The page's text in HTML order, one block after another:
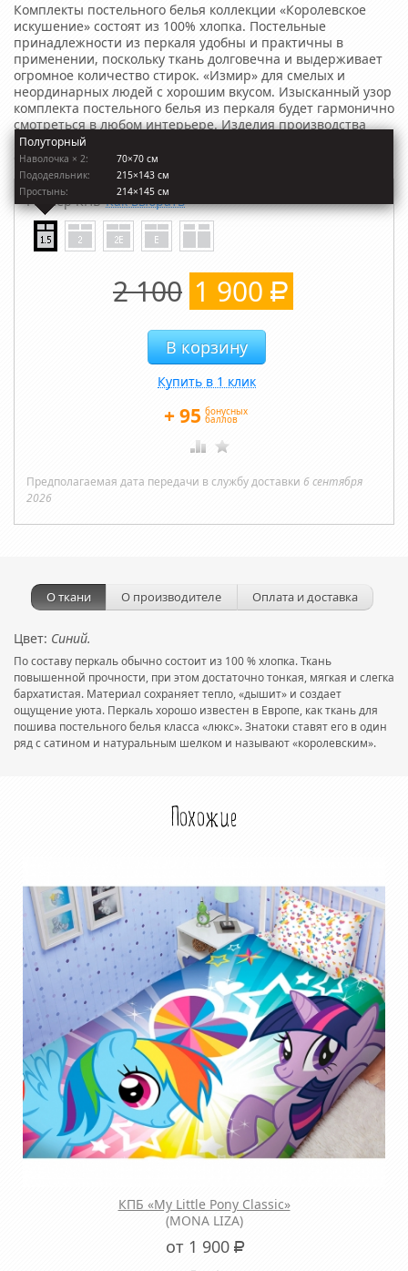
Комплекты постельного белья коллекции «Королевское
искушение» состоят из 100% хлопка. Постельные
принадлежности из перкаля удобны и практичны в
применении, поскольку ткань долговечна и выдерживает
огромное количество стирок. «Измир» для смелых и
неординарных людей с хорошим вкусом. Изысканный узор
комплекта постельного белья из перкаля будет гармонично
смотреться в любом интерьере. Изделия производства
"Тексдизайн" отличаются высокими экологическими
стандартами и износостойкостью.
Размер КПБ Как выбрать
Полуторный
Наволочкa × 2:
70×70 см
Пододеяльник:
215×143 см
Простынь:
214×145 см
2 100 1 900Р
Купить в 1 клик
+95 бонусных
баллов
Предполагаемая дата передачи в службу доставки 6 сентября
2026
О ткани О производителе Оплата и доставка
Цвет: Синий.
По составу перкаль обычно состоит из 100 % хлопка. Ткань
повышенной прочности, при этом достаточно тонкая, мягкая и слегка
бархатистая. Материал сохраняет тепло, «дышит» и создает
ощущение уюта. Перкаль хорошо известен в Европе, как ткань для
пошива постельного белья класса «люкс». Знатоки ставят его в один
ряд с сатином и натуральным шелком и называют «королевским».
Похожие
КПБ «My Little Pony Classic»
(MONA LIZA)
от 1 900 Р